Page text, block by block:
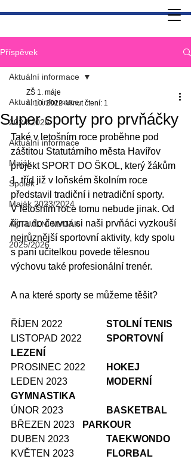
Příspěvek
Aktuální informace
2024/2025
Aktuální informace
Maják
Spolek
Maják 2023/2024
AKTUÁLNÍ MAJÁK
2025/2026
Aktuální informace
Super sporty pro prvňáčky
ZŠ 1. máje
4. 10. 2022 Minut čtení: 1
Také v letošním roce proběhne pod
záštitou Statutárního města Havířov
projekt SPORT DO ŠKOL, který žákům
1. tříd již v loňském školním roce
představil tradiční i netradiční sporty.
V letošním roce tomu nebude jinak. Od
října do června si naši prvňáci vyzkouší
nejrůznější sportovní aktivity, kdy spolu
s paní učitelkou povede tělesnou
výchovu také profesionální trenér.
A na které sporty se můžeme těšit?
STOLNÍ TENIS
SPORTOVNÍ
LEZENÍ
HOKEJ
MODERNÍ
GYMNASTIKA
BASKETBAL
PARKOUR
TAEKWONDO
FLORBAL